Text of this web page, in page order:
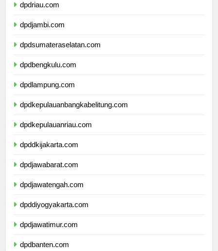
dpdriau.com
dpdjambi.com
dpdsumateraselatan.com
dpdbengkulu.com
dpdlampung.com
dpdkepulauanbangkabelitung.com
dpdkepulauanriau.com
dpddkijakarta.com
dpdjawabarat.com
dpdjawatengah.com
dpddiyogyakarta.com
dpdjawatimur.com
dpdbanten.com